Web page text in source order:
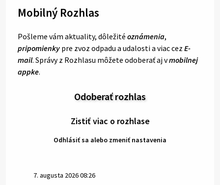
Mobilný Rozhlas
Pošleme vám aktuality, dôležité oznámenia,
pripomienky pre zvoz odpadu a udalosti a viac cez E-
mail. Správy z Rozhlasu môžete odoberať aj vmobilnej
appke.
Odoberať rozhlas
Zistiť viac o rozhlase
Odhlásiť sa alebo zmeniť nastavenia
7. augusta 2026 08:26